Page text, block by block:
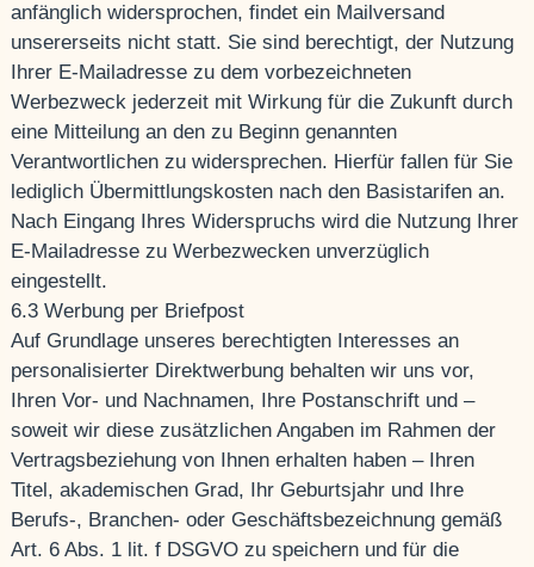
anfänglich widersprochen, findet ein Mailversand
unsererseits nicht statt. Sie sind berechtigt, der Nutzung
Ihrer E-Mailadresse zu dem vorbezeichneten
Werbezweck jederzeit mit Wirkung für die Zukunft durch
eine Mitteilung an den zu Beginn genannten
Verantwortlichen zu widersprechen. Hierfür fallen für Sie
lediglich Übermittlungskosten nach den Basistarifen an.
Nach Eingang Ihres Widerspruchs wird die Nutzung Ihrer
E-Mailadresse zu Werbezwecken unverzüglich
eingestellt.
6.3 Werbung per Briefpost
Auf Grundlage unseres berechtigten Interesses an
personalisierter Direktwerbung behalten wir uns vor,
Ihren Vor- und Nachnamen, Ihre Postanschrift und –
soweit wir diese zusätzlichen Angaben im Rahmen der
Vertragsbeziehung von Ihnen erhalten haben – Ihren
Titel, akademischen Grad, Ihr Geburtsjahr und Ihre
Berufs-, Branchen- oder Geschäftsbezeichnung gemäß
Art. 6 Abs. 1 lit. f DSGVO zu speichern und für die